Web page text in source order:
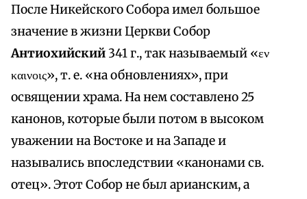
После Никейского Собора имел большое
значение в жизни Церкви Собор
Антиохийский 341 г., так называемый «εν
καινοις», т. е. «на обновлениях», при
освящении храма. На нем составлено 25
канонов, которые были потом в высоком
уважении на Востоке и на Западе и
назывались впоследствии «канонами св.
отец». Этот Собор не был арианским, а